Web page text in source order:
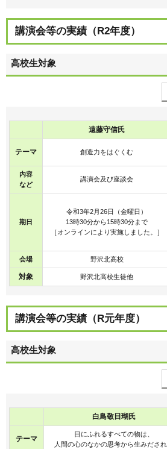
講演会等の実績（R2年度）
高校生対象
遠藤守信氏
テーマ 創造力をはぐくむ
内容
など
講演会及び座談会
期日
令和3年2月26日（金曜日）
13時30分から15時30分まで
［オンラインにより実施しました。］
会場 野沢北高校
対象 野沢北高校生徒他
講演会等の実績（R元年度）
高校生対象
白鳥敬日瑚氏
テーマ
目にふれるすべての物は、
人間の心のなかの思考から生みださ